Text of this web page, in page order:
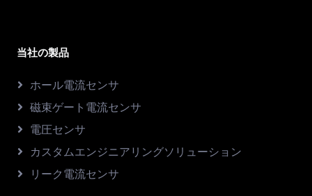
当社の製品
ホール電流センサ
磁束ゲート電流センサ
電圧センサ
カスタムエンジニアリングソリューション
リーク電流センサ